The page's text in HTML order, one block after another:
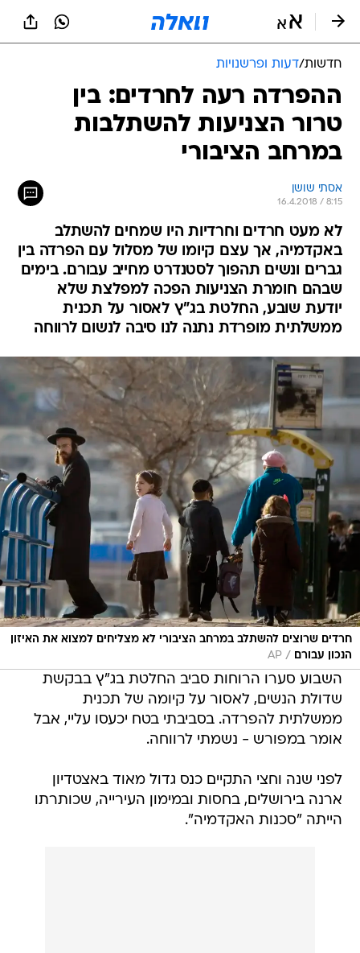
חדשות/דעות ופרשנויות
ההפרדה רעה לחרדים: בין
טרור הצניעות להשתלבות
במרחב הציבורי
אסתי שושן
16.4.2018 / 8:15
לא מעט חרדים וחרדיות היו שמחים להשתלב
באקדמיה, אך עצם קיומו של מסלול עם הפרדה בין
גברים ונשים תהפוך לסטנדרט מחייב עבורם. בימים
שבהם חומרת הצניעות הפכה למפלצת שלא
יודעת שובע, החלטת בג"ץ לאסור על תכנית
ממשלתית מופרדת נתנה לנו סיבה לנשום לרווחה
חרדים שרוצים להשתלב במרחב הציבורי לא מצליחים למצוא את האיזון
הנכון עבורם
/
AP
השבוע סערו הרוחות סביב החלטת בג"ץ בבקשת
שדולת הנשים, לאסור על קיומה של תכנית
ממשלתית להפרדה. בסביבתי בטח יכעסו עליי, אבל
אומר במפורש - נשמתי לרווחה.
לפני שנה וחצי התקיים כנס גדול מאוד באצטדיון
ארנה בירושלים, בחסות ובמימון העירייה, שכותרתו
הייתה "סכנות האקדמיה".